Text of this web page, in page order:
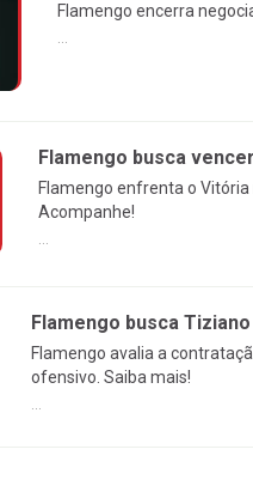
Flamengo encerra
...
Flamengo busca
Flamengo enfrenta o
Acompanhe!
...
Flamengo busca
Flamengo avalia a
ofensivo. Saiba mais!
...